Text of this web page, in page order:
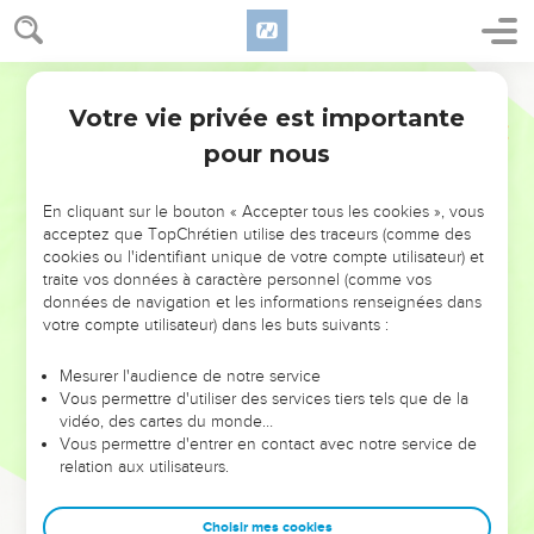
NE MANQUEZ PAS L’ÉVÉNEMENT
DE L’ANNÉE !
ET SI LEURS ERREURS POUVAIENT VOUS ÉVITER LES
VOTRES ?
leur foi ou leur vision. Mais on voit moins les doutes, les erreurs
et les saisons difficiles qu'ils ont traversés, alors même que ce
sont elles qui les ont façonnés.
Dans cette conférence, leaders, entrepreneurs, et responsables
clés pour avancer avec plus de sagesse afin que leurs erreurs
Votre vie privée est importante
pour nous
En cliquant sur le bouton « Accepter tous les cookies », vous
acceptez que TopChrétien utilise des traceurs (comme des
cookies ou l'identifiant unique de votre compte utilisateur) et
traite vos données à caractère personnel (comme vos
données de navigation et les informations renseignées dans
votre compte utilisateur) dans les buts suivants :
Mesurer l'audience de notre service
Vous permettre d'utiliser des services tiers tels que de la
vidéo, des cartes du monde…
Vous permettre d'entrer en contact avec notre service de
relation aux utilisateurs.
Choisir mes cookies